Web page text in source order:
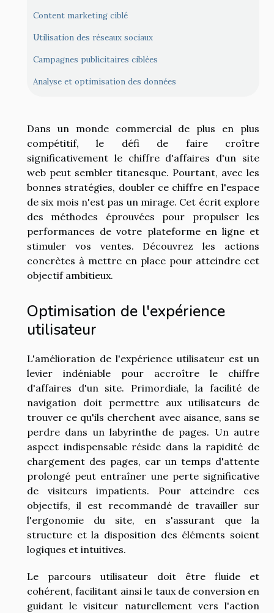
Content marketing ciblé
Utilisation des réseaux sociaux
Campagnes publicitaires ciblées
Analyse et optimisation des données
Dans un monde commercial de plus en plus
compétitif, le défi de faire croître
significativement le chiffre d'affaires d'un site
web peut sembler titanesque. Pourtant, avec les
bonnes stratégies, doubler ce chiffre en l'espace
de six mois n'est pas un mirage. Cet écrit explore
des méthodes éprouvées pour propulser les
performances de votre plateforme en ligne et
stimuler vos ventes. Découvrez les actions
concrètes à mettre en place pour atteindre cet
objectif ambitieux.
Optimisation de l'expérience
utilisateur
L'amélioration de l'expérience utilisateur est un
levier indéniable pour accroître le chiffre
d'affaires d'un site. Primordiale, la facilité de
navigation doit permettre aux utilisateurs de
trouver ce qu'ils cherchent avec aisance, sans se
perdre dans un labyrinthe de pages. Un autre
aspect indispensable réside dans la rapidité de
chargement des pages, car un temps d'attente
prolongé peut entraîner une perte significative
de visiteurs impatients. Pour atteindre ces
objectifs, il est recommandé de travailler sur
l'ergonomie du site, en s'assurant que la
structure et la disposition des éléments soient
logiques et intuitives.
Le parcours utilisateur doit être fluide et
cohérent, facilitant ainsi le taux de conversion en
guidant le visiteur naturellement vers l'action